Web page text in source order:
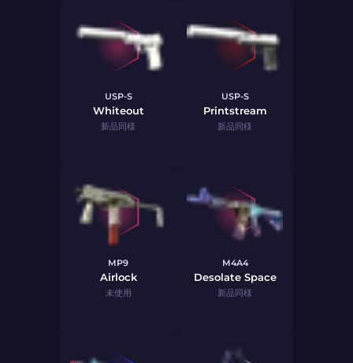
USP-S
Whiteout
新品同様
USP-S
Printstream
新品同様
MP9
Airlock
未使用
M4A4
Desolate Space
新品同様